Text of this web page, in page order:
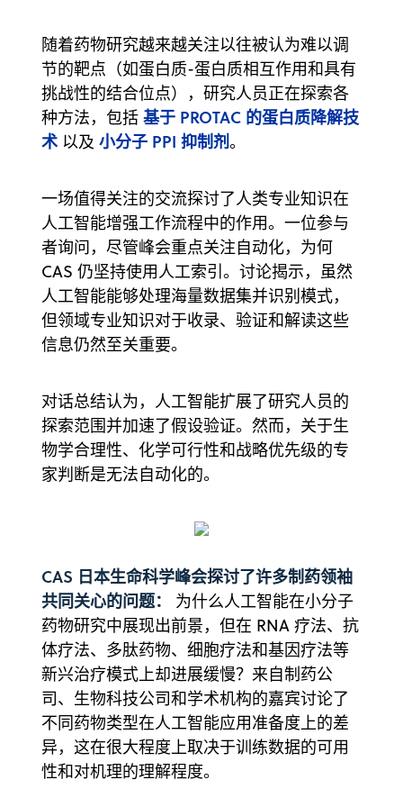
随着药物研究越来越关注以往被认为难以调
节的靶点（如蛋白质-蛋白质相互作用和具有
挑战性的结合位点），研究人员正在探索各
种方法，包括 基于 PROTAC 的蛋白质降解技
术 以及 小分子 PPI 抑制剂。
一场值得关注的交流探讨了人类专业知识在
人工智能增强工作流程中的作用。一位参与
者询问，尽管峰会重点关注自动化，为何
CAS 仍坚持使用人工索引。讨论揭示，虽然
人工智能能够处理海量数据集并识别模式，
但领域专业知识对于收录、验证和解读这些
信息仍然至关重要。
对话总结认为，人工智能扩展了研究人员的
探索范围并加速了假设验证。然而，关于生
物学合理性、化学可行性和战略优先级的专
家判断是无法自动化的。
CAS 日本生命科学峰会探讨了许多制药领袖
共同关心的问题： 为什么人工智能在小分子
药物研究中展现出前景，但在 RNA 疗法、抗
体疗法、多肽药物、细胞疗法和基因疗法等
新兴治疗模式上却进展缓慢？来自制药公
司、生物科技公司和学术机构的嘉宾讨论了
不同药物类型在人工智能应用准备度上的差
异，这在很大程度上取决于训练数据的可用
性和对机理的理解程度。